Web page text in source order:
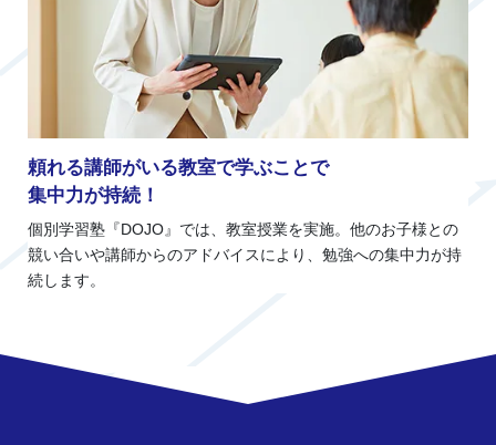
頼れる講師がいる教室で学ぶことで
集中力が持続！
個別学習塾『DOJO』では、教室授業を実施。他のお子様との
競い合いや講師からのアドバイスにより、勉強への集中力が持
続します。